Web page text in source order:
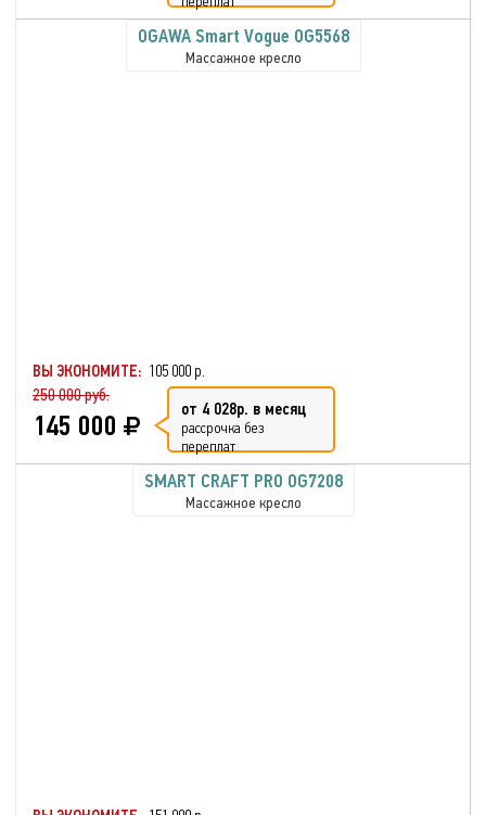
OGAWA Smart Vogue OG5568
Массажное кресло
ВЫ ЭКОНОМИТЕ: 105 000 р.
250 000 руб.
145 000 от 4 028р. в месяц
рассрочка без
переплат
SMART CRAFT PRO OG7208
Массажное кресло